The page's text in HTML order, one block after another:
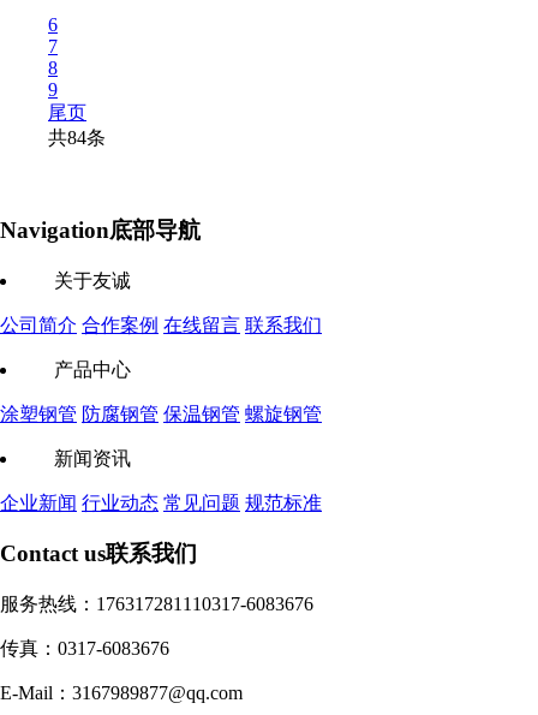
6
7
8
9
尾页
共84条
Navigation底部导航
关于友诚
公司简介 合作案例 在线留言 联系我们
产品中心
涂塑钢管 防腐钢管 保温钢管 螺旋钢管
新闻资讯
企业新闻 行业动态 常见问题 规范标准
Contact us联系我们
服务热线：176317281110317-6083676
传真：0317-6083676
E-Mail：3167989877@qq.com